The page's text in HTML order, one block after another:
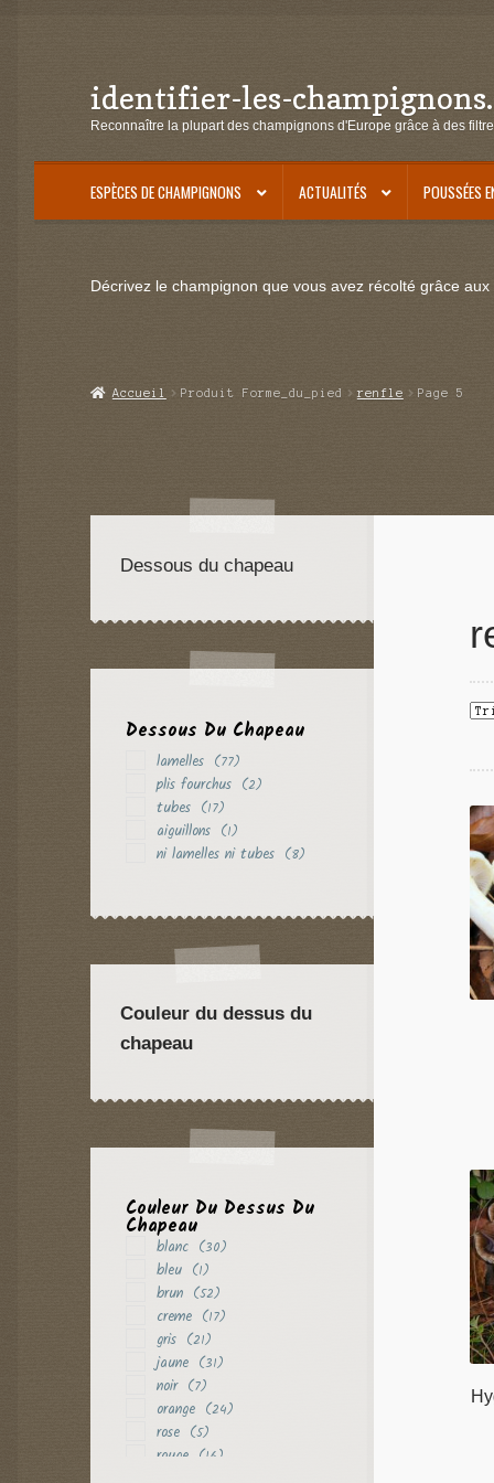
Aller
à
navigation
Aller
au
identifier-les-
Reconnaître la plupart des champignons d'Europe grâce à des
ESPÈCES DE CHAMPIGNONS ACTUALITÉS POUSSÉES
Décrivez le champignon que vous avez récolté grâce
Accueil Produit Forme_du_pied renfle Page 5
Dessous du chapeau
Dessous Du Chapeau
lamelles (77)
plis fourchus (2)
tubes (17)
aiguillons (1)
ni lamelles ni tubes (8)
Couleur du dessus du
chapeau
Couleur Du Dessus Du
Chapeau
blanc (30)
bleu (1)
brun (52)
creme (17)
gris (21)
jaune (31)
noir (7)
orange (24)
rose (5)
rouge (16)